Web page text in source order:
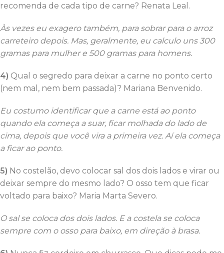
recomenda de cada tipo de carne? Renata Leal.
Às vezes eu exagero também, para sobrar para o arroz
carreteiro depois. Mas, geralmente, eu calculo uns 300
gramas para mulher e 500 gramas para homens.
4) Qual o segredo para deixar a carne no ponto certo
(nem mal, nem bem passada)? Mariana Benvenido.
Eu costumo identificar que a carne está ao ponto
quando ela começa a suar, ficar molhada do lado de
cima, depois que você vira a primeira vez. Aí ela começa
a ficar ao ponto.
5) No costelão, devo colocar sal dos dois lados e virar ou
deixar sempre do mesmo lado? O osso tem que ficar
voltado para baixo? Maria Marta Severo.
O sal se coloca dos dois lados. E a costela se coloca
sempre com o osso para baixo, em direção à brasa.